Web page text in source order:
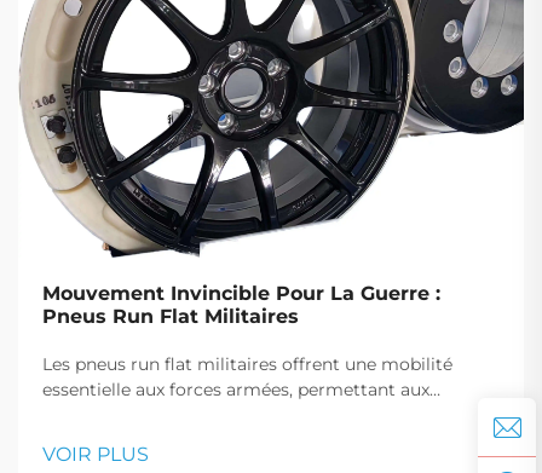
Mouvement Invincible Pour La Guerre :
Pneus Run Flat Militaires
Les pneus run flat militaires offrent une mobilité
essentielle aux forces armées, permettant aux
véhicules de continuer à avancer après une crevaison,
ce qui est crucial pour les manœuvres tactiques et les
interventions d'urgence.
VOIR PLUS